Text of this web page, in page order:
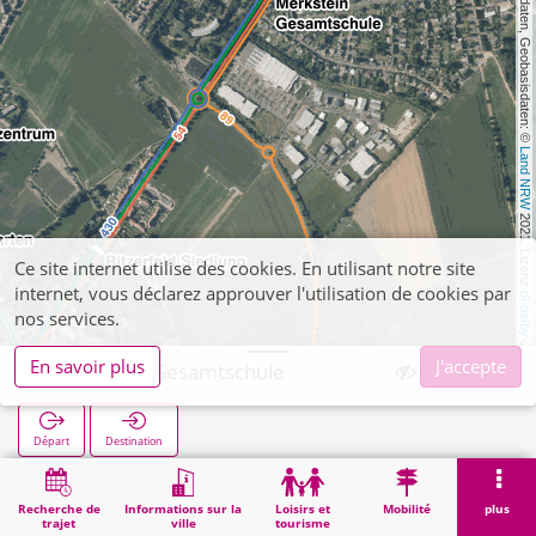
, Kartendaten, Geobasisdaten: ©
Land NRW
2021, Lizenz
dl-de/by-2-0
Recherche de
trajet
Informations sur la
ville
Loisirs et
tourisme
Mobilité plus
Merkstein Gesamtschule
Départ Destination
Démarrage Merkstein Gesamtschule
Ce site internet utilise des cookies. En utilisant notre site
internet, vous déclarez approuver l'utilisation de cookies par
nos services.
En savoir plus
J'accepte